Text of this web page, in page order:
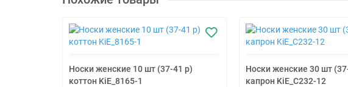
Носки женские 10 шт (37-41 р)
коттон KiE_8165-1
Носки женские 30 шт
капрон KiE_C232-12